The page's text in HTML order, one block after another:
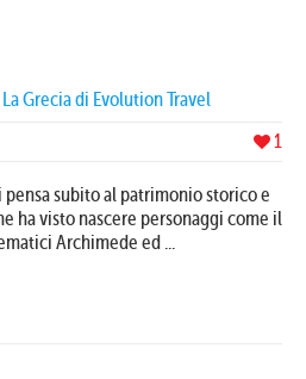
Grecia di Evolution Travel
1
pensa subito al patrimonio storico e
ha visto nascere personaggi come il
Archimede ed ...